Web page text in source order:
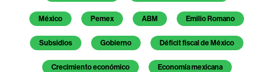
México Pemex ABM Emilio Romano
Subsidios Gobierno Déficit fiscal de México
Crecimiento económico Economía mexicana